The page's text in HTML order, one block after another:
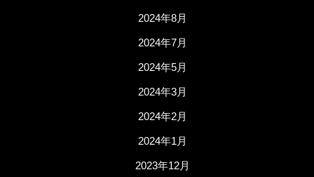
2024年8月
2024年7月
2024年5月
2024年3月
2024年2月
2024年1月
2023年12月